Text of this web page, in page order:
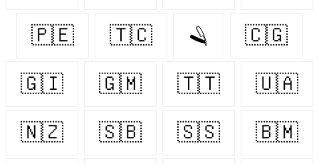
🇵🇪 🇹🇨 🪒 🇨🇬
🇬🇮 🇬🇲 🇹🇹 🇺🇦
🇳🇿 🇸🇧 🇸🇸 🇧🇲